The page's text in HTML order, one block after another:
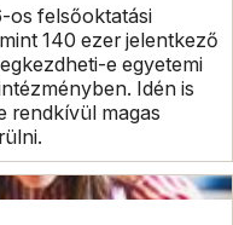
os felsőoktatási
140 ezer jelentkező
e egyetemi
Idén is
rendkívül magas